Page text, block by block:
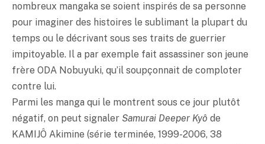
nombreux mangaka se soient inspirés de sa personne
pour imaginer des histoires le sublimant la plupart du
temps ou le décrivant sous ses traits de guerrier
impitoyable. Il a par exemple fait assassiner son jeune
frère ODA Nobuyuki, qu’il soupçonnait de comploter
contre lui.
Parmi les manga qui le montrent sous ce jour plutôt
négatif, on peut signaler Samurai Deeper Kyô de
KAMIJÔ Akimine (série terminée, 1999-2006, 38